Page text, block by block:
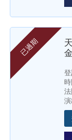
已過期
時